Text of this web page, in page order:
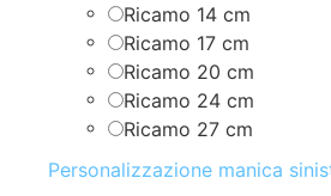
Ricamo 14 cm
Ricamo 17 cm
Ricamo 20 cm
Ricamo 24 cm
Ricamo 27 cm
Personalizzazione manica